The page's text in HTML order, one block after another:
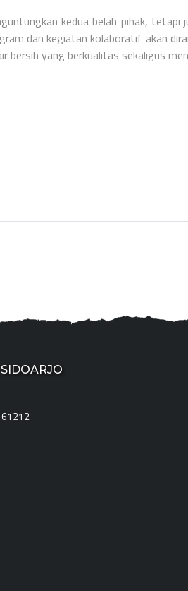
kedua belah pihak,
dan kegiatan kolaboratif akan
bersih yang berkualitas sekaligus
61212